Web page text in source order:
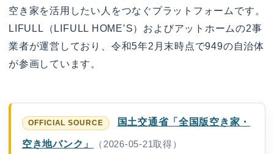
空き家を活用したい人をつなぐプラットフォームです。
LIFULL（LIFULL HOME’S）およびアットホームの2事
業者が運営しており、令和5年2月末時点で949の自治体
が参画しています。
国土交通省「全国版空き家・
空き地バンク」
（2026-05-21取得）